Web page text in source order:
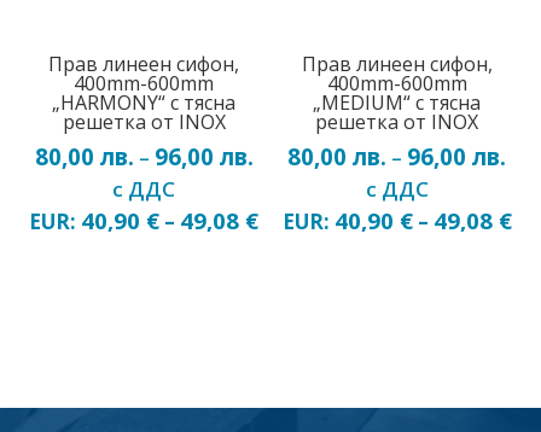
Прав линеен сифон,
400mm-600mm
„HARMONY“ с тясна
решетка от INOX
80,00 лв. – 96,00 лв.Price
80,00 лв.
с ДДС
EUR: 40,90 € – 49,08 €
Прав линеен сифон,
400mm-600mm
„MEDIUM“ с тясна
решетка от INOX
80,00лв. – 96,00лв.
с ДДС
EUR: 40,90 €– 49,08 €